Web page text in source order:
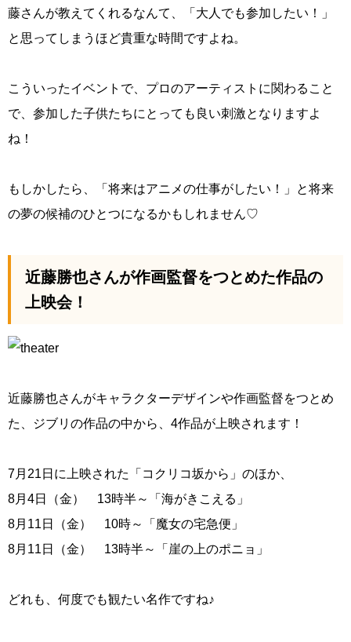
藤さんが教えてくれるなんて、「大人でも参加したい！」
と思ってしまうほど貴重な時間ですよね。
こういったイベントで、プロのアーティストに関わること
で、参加した子供たちにとっても良い刺激となりますよ
ね！
もしかしたら、「将来はアニメの仕事がしたい！」と将来
の夢の候補のひとつになるかもしれません♡
近藤勝也さんが作画監督をつとめた作品の
上映会！
近藤勝也さんがキャラクターデザインや作画監督をつとめ
た、ジブリの作品の中から、4作品が上映されます！
7月21日に上映された「コクリコ坂から」のほか、
8月4日（金） 13時半～「海がきこえる」
8月11日（金） 10時～「魔女の宅急便」
8月11日（金） 13時半～「崖の上のポニョ」
どれも、何度でも観たい名作ですね♪